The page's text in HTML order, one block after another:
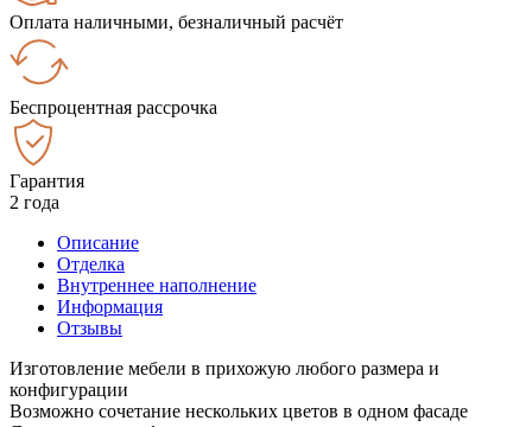
Оплата наличными, безналичный расчёт
Беспроцентная рассрочка
Гарантия
2 года
Описание
Отделка
Внутреннее наполнение
Информация
Отзывы
Изготовление мебели в прихожую любого размера и
конфигурации
Возможно сочетание нескольких цветов в одном фасаде